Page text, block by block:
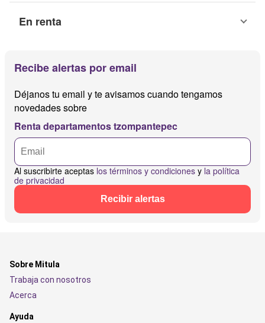
En renta
Recibe alertas por email
Déjanos tu email y te avisamos cuando tengamos
novedades sobre
Renta departamentos tzompantepec
Al suscribirte aceptas los términos y condiciones y la política
de privacidad
Recibir alertas
Sobre Mitula
Trabaja con nosotros
Acerca
Ayuda